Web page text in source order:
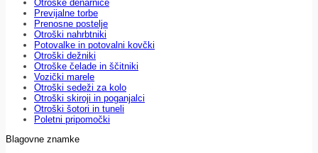
Otroške denarnice
Previjalne torbe
Prenosne postelje
Otroški nahrbtniki
Potovalke in potovalni kovčki
Otroški dežniki
Otroške čelade in ščitniki
Vozički marele
Otroški sedeži za kolo
Otroški skiroji in poganjalci
Otroški šotori in tuneli
Poletni pripomočki
Blagovne znamke